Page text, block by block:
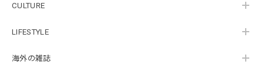
CULTURE
LIFESTYLE
海外の雑誌